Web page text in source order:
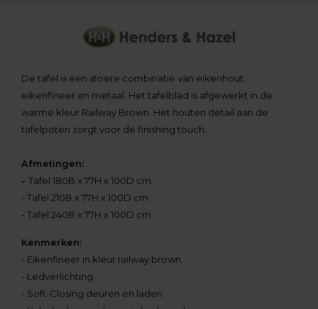
De tafel is een stoere combinatie van eikenhout,
eikenfineer en metaal. Het tafelblad is afgewerkt in de
warme kleur Railway Brown. Het houten detail aan de
tafelpoten zorgt voor de finishing touch.
Afmetingen:
- Tafel 180B x 77H x 100D cm
- Tafel 210B x 77H x 100D cm
- Tafel 240B x 77H x 100D cm
Kenmerken:
- Eikenfineer in kleur railway brown.
- Ledverlichting.
- Soft-Closing deuren en laden.